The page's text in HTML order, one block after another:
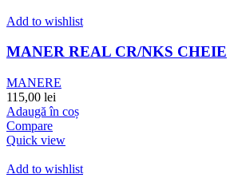
Add to wishlist
MANER REAL CR/NKS CHEIE
MANERE
115,00 lei
Adaugă în coș
Compare
Quick view
Add to wishlist